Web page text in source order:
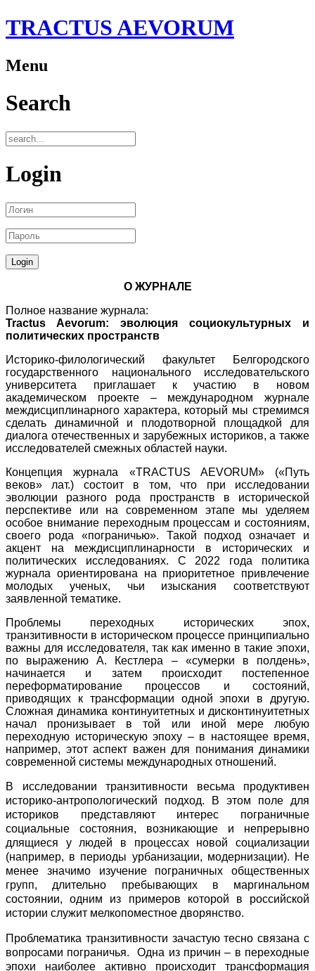
TRACTUS AEVORUM
Menu
Search
Login
О ЖУРНАЛЕ
Полное название журнала:
Tractus Aevorum: эволюция социокультурных и
политических пространств
Историко-филологический факультет Белгородского
государственного национального исследовательского
университета приглашает к участию в новом
академическом проекте – международном журнале
междисциплинарного характера, который мы стремимся
сделать динамичной и плодотворной площадкой для
диалога отечественных и зарубежных историков, а также
исследователей смежных областей науки.
Концепция журнала «TRACTUS AEVORUM» («Путь
веков» лат.) состоит в том, что при исследовании
эволюции разного рода пространств в исторической
перспективе или на современном этапе мы уделяем
особое внимание переходным процессам и состояниям,
своего рода «пограничью». Такой подход означает и
акцент на междисциплинарности в исторических и
политических исследованиях. С 2022 года политика
журнала ориентирована на приоритетное привлечение
молодых ученых, чьи изыскания соответствуют
заявленной тематике.
Проблемы переходных исторических эпох,
транзитивности в историческом процессе принципиально
важны для исследователя, так как именно в такие эпохи,
по выражению А. Кестлера – «сумерки в полдень»,
начинается и затем происходит постепенное
переформатирование процессов и состояний,
приводящих к трансформации одной эпохи в другую.
Сложная динамика континуитетных и дисконтинуитетных
начал пронизывает в той или иной мере любую
переходную историческую эпоху – в настоящее время,
например, этот аспект важен для понимания динамики
современной системы международных отношений.
В исследовании транзитивности весьма продуктивен
историко-антропологический подход. В этом поле для
историков представляют интерес пограничные
социальные состояния, возникающие и непрерывно
длящиеся у людей в процессах новой социализации
(например, в периоды урбанизации, модернизации). Не
менее значимо изучение пограничных общественных
групп, длительно пребывающих в маргинальном
состоянии, одним из примеров которой в российской
истории служит мелкопоместное дворянство.
Проблематика транзитивности зачастую тесно связана с
вопросами пограничья. Одна из причин – в переходные
эпохи наиболее активно происходит трансформация